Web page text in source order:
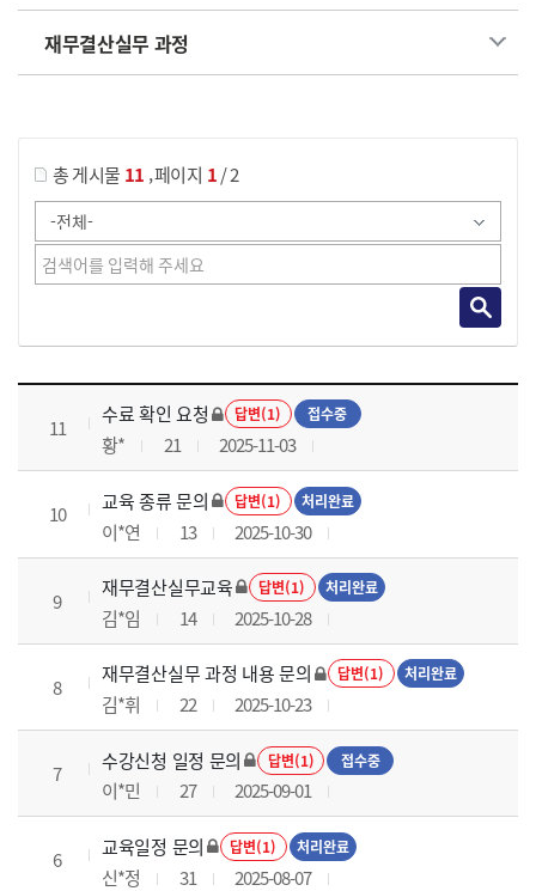
재무결산실무 과정
총 게시물 11 ,페이지 1/ 2
재무결산실무 과정 목록 으로 번호, 제목, 작성자, 조회수, 등록 일로 나열 되고 있습니다.
11
수료 확인 요청 답변(1) 접수중
황* 21 2025-11-03
10
교육 종류 문의 답변(1) 처리완료
이*연 13 2025-10-30
9
재무결산실무교육 답변(1) 처리완료
김*임 14 2025-10-28
8
재무결산실무 과정 내용 문의 답변(1) 처리완료
김*휘 22 2025-10-23
7
수강신청 일정 문의 답변(1) 접수중
이*민 27 2025-09-01
6
교육일정 문의 답변(1) 처리완료
신*정 31 2025-08-07